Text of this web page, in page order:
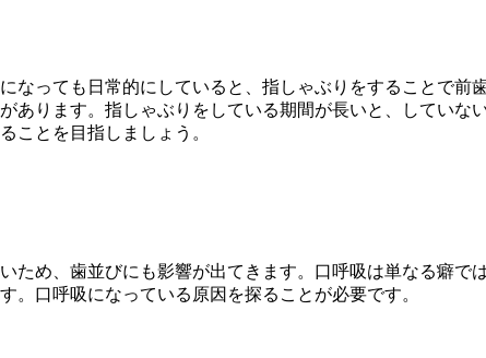
なっても日常的にしていると、指しゃぶりをすることで
あります。指しゃぶりをしている期間が長いと、してい
ことを目指しましょう。
め、歯並びにも影響が出てきます。口呼吸は単なる癖で
。口呼吸になっている原因を探ることが必要です。